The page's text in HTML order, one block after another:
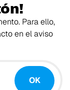
Para ello,
en el aviso
OK